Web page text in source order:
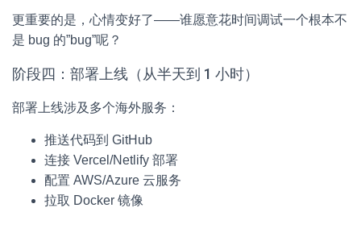
更重要的是，心情变好了——谁愿意花时间调试一个根本不
是 bug 的”bug”呢？
阶段四：部署上线（从半天到 1 小时）
部署上线涉及多个海外服务：
推送代码到 GitHub
连接 Vercel/Netlify 部署
配置 AWS/Azure 云服务
拉取 Docker 镜像